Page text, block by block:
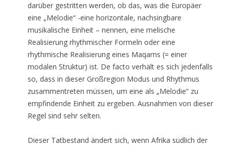
darüber gestritten werden, ob das, was die Europäer
eine „Melodie“ -eine horizontale, nachsingbare
musikalische Einheit – nennen, eine melische
Realisierung rhythmischer Formeln oder eine
rhythmische Realisierung eines Maqams (= einer
modalen Struktur) ist. De facto verhält es sich jedenfalls
so, dass in dieser Großregion Modus und Rhythmus
zusammentreten müssen, um eine als „Melodie“ zu
empfindende Einheit zu ergeben. Ausnahmen von dieser
Regel sind sehr selten.
Dieser Tatbestand ändert sich, wenn Afrika südlich der